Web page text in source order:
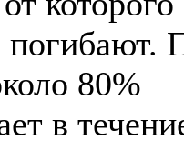
погибают.
80%
в